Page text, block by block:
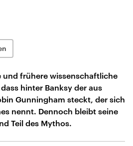
und frühere wissenschaftliche
hinter Banksy der aus
Gunningham steckt, der sich
nennt. Dennoch bleibt seine
Teil des Mythos.